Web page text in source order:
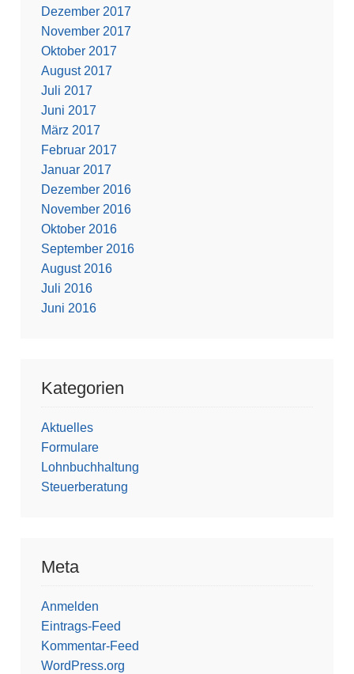
Dezember 2017
November 2017
Oktober 2017
August 2017
Juli 2017
Juni 2017
März 2017
Februar 2017
Januar 2017
Dezember 2016
November 2016
Oktober 2016
September 2016
August 2016
Juli 2016
Juni 2016
Kategorien
Aktuelles
Formulare
Lohnbuchhaltung
Steuerberatung
Meta
Anmelden
Eintrags-Feed
Kommentar-Feed
WordPress.org